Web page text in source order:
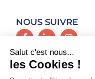
NOUS SUIVRE
CONTACT